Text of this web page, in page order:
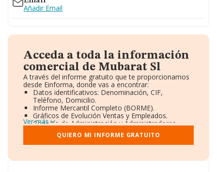
Añadir Email
Acceda a toda la información
comercial de Mubarat Sl
A través del informe gratuito que te proporcionamos
desde Einforma, donde vas a encontrar:
Datos identificativos: Denominación, CIF,
Teléfono, Domicilio.
Informe Mercantil Completo (BORME).
Gráficos de Evolución Ventas y Empleados.
Consejo de Administración y Administradores.
Directivos y Ejecutivos.
Accionistas.
Participaciones y Vinculaciones en otras empresas.
Información oficial y registral complementaria.
Ver más
QUIERO MI INFORME GRATUITO